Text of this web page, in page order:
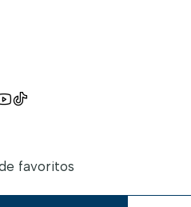
Kimi No Uso
favoritos